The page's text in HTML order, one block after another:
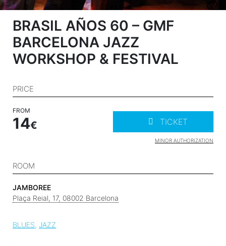
BRASIL AÑOS 60 – GMF
BARCELONA JAZZ
WORKSHOP & FESTIVAL
PRICE
FROM
14 TICKET
MINOR AUTHORIZATION
ROOM
JAMBOREE
Plaça Reial, 17, 08002 Barcelona
BLUES JAZZ